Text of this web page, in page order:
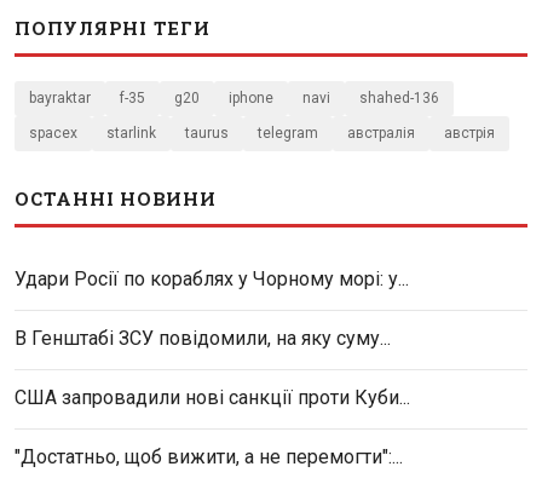
ПОПУЛЯРНІ ТЕГИ
bayraktar f-35 g20 iphone navi shahed-136
spacex starlink taurus telegram австралія австрія
ОСТАННІ НОВИНИ
Удари Росії по кораблях у Чорному морі: у...
В Генштабі ЗСУ повідомили, на яку суму...
США запровадили нові санкції проти Куби...
"Достатньо, щоб вижити, а не перемогти":...